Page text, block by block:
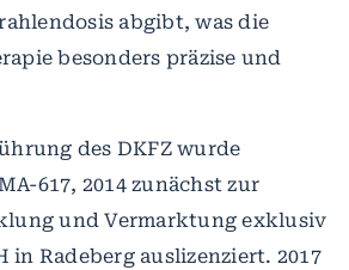
abgibt, was die
besonders präzise und
des DKFZ wurde
617, 2014 zunächst zur
und Vermarktung exklusiv
in Radeberg auslizenziert. 2017